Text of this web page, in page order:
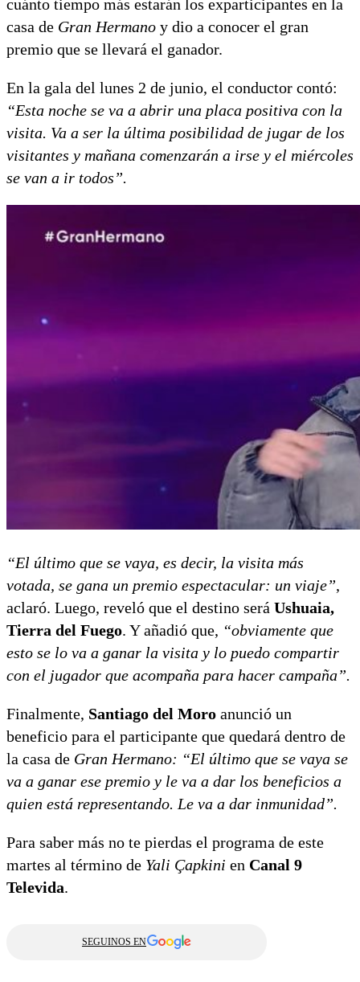
cuánto tiempo más estarán los exparticipantes en la
casa de Gran Hermano y dio a conocer el gran
premio que se llevará el ganador.
En la gala del lunes 2 de junio, el conductor contó:
“Esta noche se va a abrir una placa positiva con la
visita. Va a ser la última posibilidad de jugar de los
visitantes y mañana comenzarán a irse y el miércoles
se van a ir todos”.
“El último que se vaya, es decir, la visita más
votada, se gana un premio espectacular: un viaje”,
aclaró. Luego, reveló que el destino será Ushuaia,
Tierra del Fuego. Y añadió que, “obviamente que
esto se lo va a ganar la visita y lo puedo compartir
con el jugador que acompaña para hacer campaña”.
Finalmente, Santiago del Moro anunció un
beneficio para el participante que quedará dentro de
la casa de Gran Hermano: “El último que se vaya se
va a ganar ese premio y le va a dar los beneficios a
quien está representando. Le va a dar inmunidad”.
Para saber más no te pierdas el programa de este
martes al término de Yali Çapkini en Canal 9
Televida.
SEGUINOS EN